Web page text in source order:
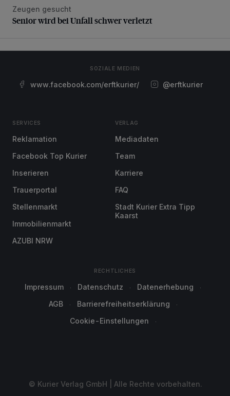
Senior wird bei Unfall schwer verletzt
Zeugen gesucht
Senior wird bei Unfall schwer verletzt
SOZIALE MEDIEN
www.facebook.com/erftkurier/ @erftkurier
SERVICES
Reklamation
Facebook Top Kurier
Inserieren
Trauerportal
Stellenmarkt
Immobilienmarkt
AZUBI NRW
VERLAG
Mediadaten
Team
Karriere
FAQ
Stadt Kurier Extra Tipp
Kaarst
RECHTLICHES
Impressum Datenschutz
Datenerhebung
AGB
Barrierefreiheitserklärung
Cookie-Einstellungen
© Kurier Verlag GmbH | Alle Rechte vorbehalten.